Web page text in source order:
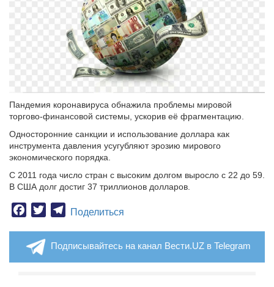
Пандемия коронавируса обнажила проблемы мировой
торгово-финансовой системы, ускорив её фрагментацию.
Односторонние санкции и использование доллара как
инструмента давления усугубляют эрозию мирового
экономического порядка.
С 2011 года число стран с высоким долгом выросло с 22 до 59.
В США долг достиг 37 триллионов долларов.
Facebook
TwitterTelegram
Поделиться
Подписывайтесь на канал Вести.UZ в Telegram